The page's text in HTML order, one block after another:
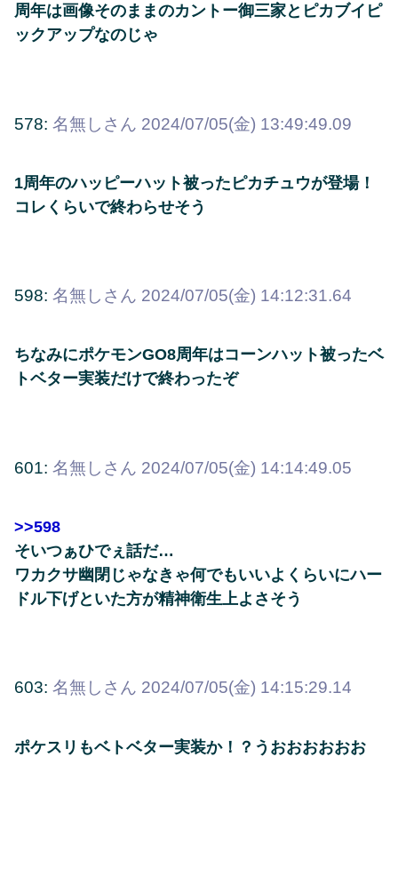
周年は画像そのままのカントー御三家とピカブイピ
ックアップなのじゃ
578: 名無しさん 2024/07/05(金) 13:49:49.09
1周年のハッピーハット被ったピカチュウが登場！
コレくらいで終わらせそう
598: 名無しさん 2024/07/05(金) 14:12:31.64
ちなみにポケモンGO8周年はコーンハット被ったベ
トベター実装だけで終わったぞ
601: 名無しさん 2024/07/05(金) 14:14:49.05
>>598
そいつぁひでぇ話だ…
ワカクサ幽閉じゃなきゃ何でもいいよくらいにハー
ドル下げといた方が精神衛生上よさそう
603: 名無しさん 2024/07/05(金) 14:15:29.14
ポケスリもベトベター実装か！？うおおおおおお